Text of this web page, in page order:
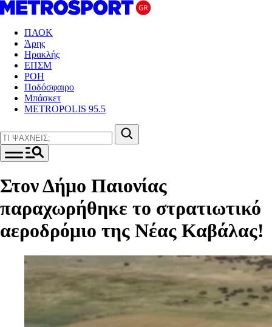
ΠΑΟΚ
Άρης
Ηρακλής
ΕΠΣΜ
ΡΟΗ
Ποδόσφαιρο
Μπάσκετ
METROPOLIS 95.5
Στον Δήμο Παιονίας
παραχωρήθηκε το στρατιωτικό
αεροδρόμιο της Νέας Καβάλας!